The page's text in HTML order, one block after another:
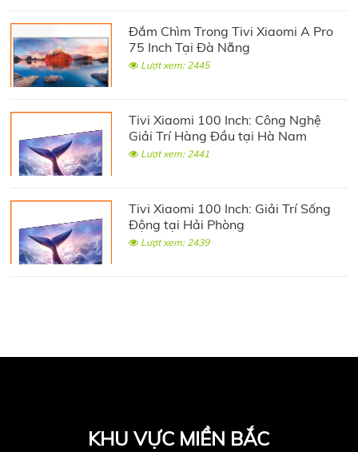
Đắm Chìm Trong Tivi Xiaomi A Pro
75 Inch Tại Đà Nẵng
Lượt xem: 2445
Tivi Xiaomi 100 Inch: Công Nghệ
Giải Trí Hàng Đầu tại Hà Nam
Lượt xem: 2441
Tivi Xiaomi 100 Inch: Giải Trí Sống
Động tại Hải Phòng
Lượt xem: 2439
KHU VỰC MIỀN BẮC